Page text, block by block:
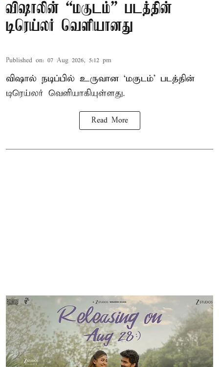
விஷாலின் “மகுடம்” படத்தின்
டிரெய்லர் வெளியானது
Published on: 07 Aug 2026, 5:12 pm
விஷால் நடிப்பில் உருவான ‘மகுடம்’ படத்தின்
டிரெய்லர் வெளியாகியுள்ளது.
Read More